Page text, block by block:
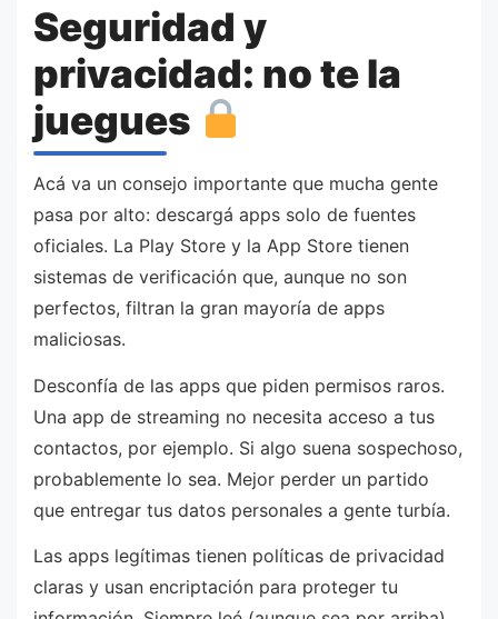
Seguridad y
privacidad: no te la
juegues
Acá va un consejo importante que mucha gente
pasa por alto: descargá apps solo de fuentes
oficiales. La Play Store y la App Store tienen
sistemas de verificación que, aunque no son
perfectos, filtran la gran mayoría de apps
maliciosas.
Desconfía de las apps que piden permisos raros.
Una app de streaming no necesita acceso a tus
contactos, por ejemplo. Si algo suena sospechoso,
probablemente lo sea. Mejor perder un partido
que entregar tus datos personales a gente turbía.
Las apps legítimas tienen políticas de privacidad
claras y usan encriptación para proteger tu